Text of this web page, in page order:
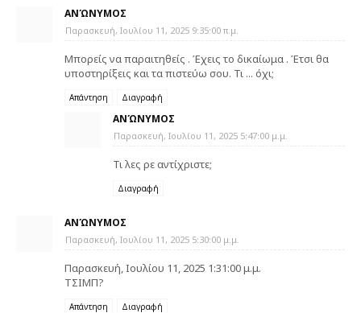
ΑΝΏΝΥΜΟΣ
Παρασκευή, Ιουλίου 11, 2025 9:35:00 π.μ.
Μπορείς να παραιτηθείς . Έχεις το δικαίωμα . Έτσι θα
υποστηρίξεις και τα πιστεύω σου. Τι ... όχι;
Απάντηση Διαγραφή
ΑΝΏΝΥΜΟΣ
Παρασκευή, Ιουλίου 11, 2025 5:47:00 μ.μ.
Τι λες ρε αντίχριστε;
Διαγραφή
ΑΝΏΝΥΜΟΣ
Παρασκευή, Ιουλίου 11, 2025 5:30:00 μ.μ.
Παρασκευή, Ιουλίου 11, 2025 1:31:00 μ.μ.
ΤΣΙΜΠ?
Απάντηση Διαγραφή